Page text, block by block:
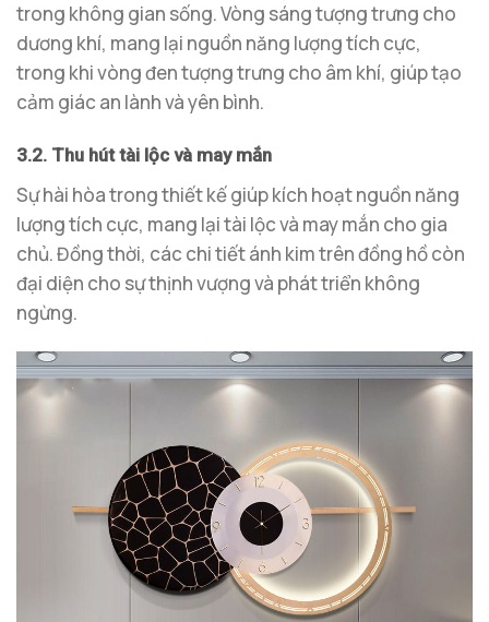
trong không gian sống. Vòng sáng tượng trưng cho
dương khí, mang lại nguồn năng lượng tích cực,
trong khi vòng đen tượng trưng cho âm khí, giúp tạo
cảm giác an lành và yên bình.
3.2. Thu hút tài lộc và may mắn
Sự hài hòa trong thiết kế giúp kích hoạt nguồn năng
lượng tích cực, mang lại tài lộc và may mắn cho gia
chủ. Đồng thời, các chi tiết ánh kim trên đồng hồ còn
đại diện cho sự thịnh vượng và phát triển không
ngừng.